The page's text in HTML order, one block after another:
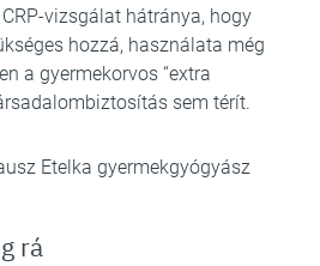
vizsgálat hátránya, hogy
hozzá, használata még
a gyermekorvos “extra
sem térít.
Etelka gyermekgyógyász
rá